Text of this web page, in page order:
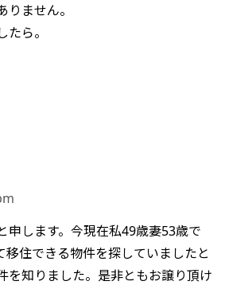
ません。
たら。
申します。今現在私49歳妻53歳で
移住できる物件を探していましたと
を知りました。是非ともお譲り頂け